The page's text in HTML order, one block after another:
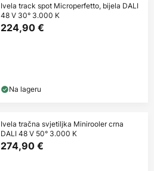
Ivela track spot Microperfetto, bijela DALI
48 V 30° 3.000 K
224,90 €
Na lageru
Ivela tračna svjetiljka Minirooler crna
DALI 48 V 50° 3.000 K
274,90 €